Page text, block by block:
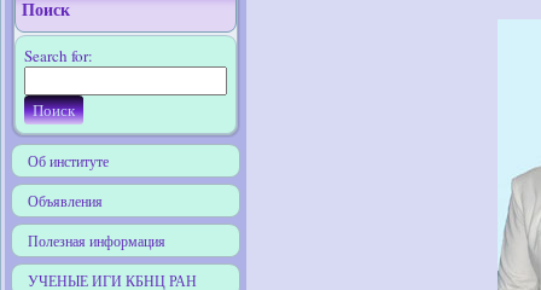
Поиск
Search for:
Об институте
Объявления
Полезная информация
УЧЕНЫЕ ИГИ КБНЦ РАН